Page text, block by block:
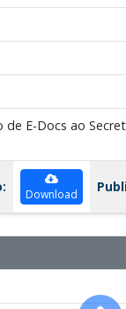
E-Docs ao
Download